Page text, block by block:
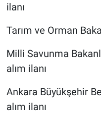
ilanı
Tarım ve Orman
Milli Savunma
alım ilanı
Ankara Büyükşehir
alım ilanı